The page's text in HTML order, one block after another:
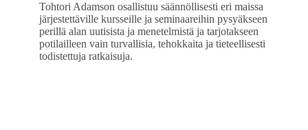
Tohtori Adamson osallistuu säännöllisesti eri maissa
järjestettäville kursseille ja seminaareihin pysyäkseen
perillä alan uutisista ja menetelmistä ja tarjotakseen
potilailleen vain turvallisia, tehokkaita ja tieteellisesti
todistettuja ratkaisuja.